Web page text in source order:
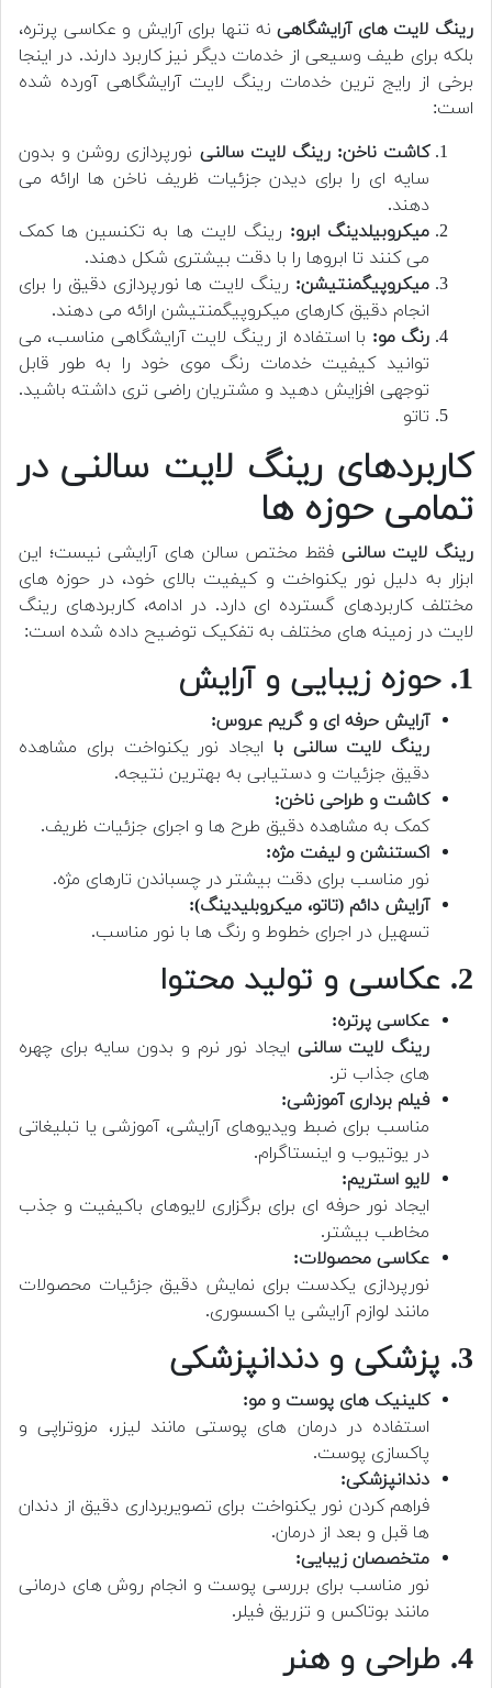
رینگ لایت های آرایشگاهینه تنها برای آرایش و عکاسی پرتره،
بلکه برای طیف وسیعی از خدمات دیگر نیز کاربرد دارند. در اینجا
برخی از رایج ترین خدمات رینگ لایت آرایشگاهی آورده شده
است:
کاشت ناخن: رینگ لایت سالنی نورپردازی روشن و بدون
سایه ای را برای دیدن جزئیات ظریف ناخن ها ارائه می
دهند.
میکروبیلدینگ ابرو: رینگ لایت ها به تکنسین ها کمک
می کنند تا ابروها را با دقت بیشتری شکل دهند.
میکروپیگمنتیشن: رینگ لایت ها نورپردازی دقیق را برای
انجام دقیق کارهای میکروپیگمنتیشن ارائه می دهند.
رنگ مو: با استفاده از رینگ لایت آرایشگاهی مناسب، می
توانید کیفیت خدمات رنگ موی خود را به طور قابل
توجهی افزایش دهید و مشتریان راضی تری داشته باشید.
تاتو
کاربردهای رینگ لایت سالنی در
تمامی حوزه ها
رینگ لایت سالنی فقط مختص سالن های آرایشی نیست؛ این
ابزار به دلیل نور یکنواخت و کیفیت بالای خود، در حوزه های
مختلف کاربردهای گسترده ای دارد. در ادامه، کاربردهای رینگ
لایت در زمینه های مختلف به تفکیک توضیح داده شده است:
1. حوزه زیبایی و آرایش
آرایش حرفه ای و گریم عروس:
رینگ لایت سالنی با ایجاد نور یکنواخت برای مشاهده
دقیق جزئیات و دستیابی به بهترین نتیجه.
کاشت و طراحی ناخن:
کمک به مشاهده دقیق طرح ها و اجرای جزئیات ظریف.
اکستنشن و لیفت مژه:
نور مناسب برای دقت بیشتر در چسباندن تارهای مژه.
آرایش دائم (تاتو، میکروبلیدینگ):
تسهیل در اجرای خطوط و رنگ ها با نور مناسب.
2. عکاسی و تولید محتوا
عکاسی پرتره:
رینگ لایت سالنی ایجاد نور نرم و بدون سایه برای چهره
های جذاب تر.
فیلم برداری آموزشی:
مناسب برای ضبط ویدیوهای آرایشی، آموزشی یا تبلیغاتی
در یوتیوب و اینستاگرام.
لایو استریم:
ایجاد نور حرفه ای برای برگزاری لایوهای باکیفیت و جذب
مخاطب بیشتر.
عکاسی محصولات:
نورپردازی یکدست برای نمایش دقیق جزئیات محصولات
مانند لوازم آرایشی یا اکسسوری.
3. پزشکی و دندانپزشکی
کلینیک های پوست و مو:
استفاده در درمان های پوستی مانند لیزر، مزوتراپی و
پاکسازی پوست.
دندانپزشکی:
فراهم کردن نور یکنواخت برای تصویربرداری دقیق از دندان
ها قبل و بعد از درمان.
متخصصان زیبایی:
نور مناسب برای بررسی پوست و انجام روش های درمانی
مانند بوتاکس و تزریق فیلر.
4. طراحی و هنر